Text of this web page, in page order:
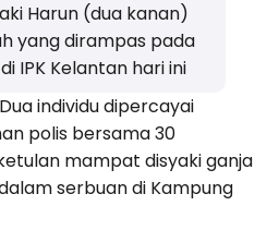
Harun (dua kanan)
yang dirampas pada
IPK Kelantan hari ini
Dua individu dipercayai
polis bersama 30
mampat disyaki ganja
serbuan di Kampung